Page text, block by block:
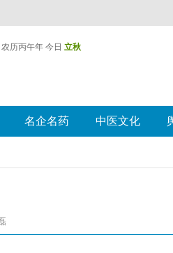
农历丙午年 今日 立秋
名企名药 中医文化